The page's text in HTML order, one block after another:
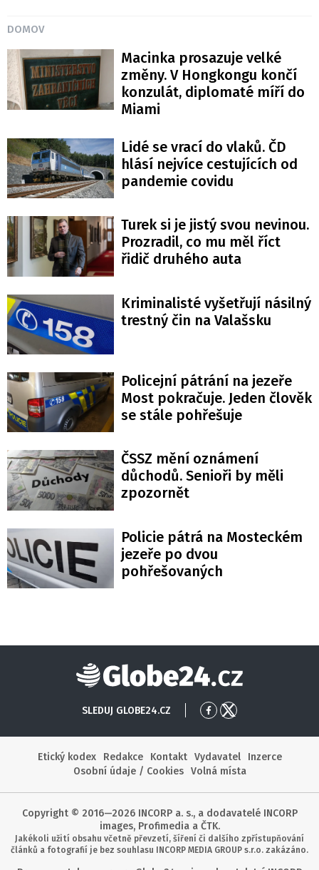
DOMOV
Macinka prosazuje velké
změny. V Hongkongu končí
konzulát, diplomaté míří do
Miami
Lidé se vrací do vlaků. ČD
hlásí nejvíce cestujících od
pandemie covidu
Turek si je jistý svou nevinou.
Prozradil, co mu měl říct
řidič druhého auta
Kriminalisté vyšetřují násilný
trestný čin na Valašsku
Policejní pátrání na jezeře
Most pokračuje. Jeden člověk
se stále pohřešuje
ČSSZ mění oznámení
důchodů. Senioři by měli
zpozornět
Policie pátrá na Mosteckém
jezeře po dvou
pohřešovaných
Globe24
SLEDUJ GLOBE24.CZ
PřejítPřejít
Etický kodex
Redakce Kontakt Vydavatel
Inzerce
Osobní údaje / Cookies
Volná místa
Copyright © 2016—2026 INCORP a. s., a dodavatelé INCORP
images, Profimedia a ČTK.
Jakékoli užití obsahu včetně převzetí, šíření či dalšího zpřístupňování
článků a fotografií je bez souhlasu INCORP MEDIA GROUP s.r.o. zakázáno.